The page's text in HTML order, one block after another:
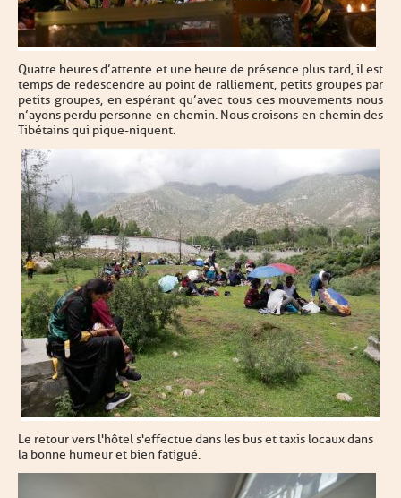
Quatre heures d’attente et une heure de présence plus tard, il est
temps de redescendre au point de ralliement, petits groupes par
petits groupes, en espérant qu’avec tous ces mouvements nous
n’ayons perdu personne en chemin. Nous croisons en chemin des
Tibétains qui pique-niquent.
Le retour vers l'hôtel s'effectue dans les bus et taxis locaux dans
la bonne humeur et bien fatigué.